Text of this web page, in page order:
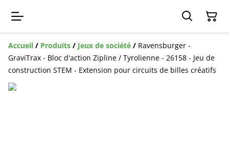
Accueil / Produits / Jeux de société / Ravensburger -
GraviTrax - Bloc d'action Zipline / Tyrolienne - 26158 - Jeu de
construction STEM - Extension pour circuits de billes créatifs